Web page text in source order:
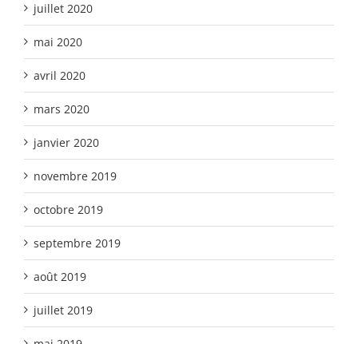
juillet 2020
mai 2020
avril 2020
mars 2020
janvier 2020
novembre 2019
octobre 2019
septembre 2019
août 2019
juillet 2019